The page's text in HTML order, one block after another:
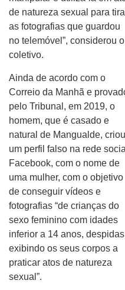
de natureza sexual para
as fotografias que guardou
no telemóvel”, considerou o
coletivo.
Ainda de acordo com o
Correio da Manhã e
pelo Tribunal, em 2019, o
homem, que é casado e
natural de Mangualde, criou
um perfil falso na rede social
Facebook, com o nome de
uma mulher, com o objetivo
de conseguir vídeos e
fotografias “de crianças do
sexo feminino com idades
inferior a 14 anos,
exibindo os seus corpos a
praticar atos de natureza
sexual”.